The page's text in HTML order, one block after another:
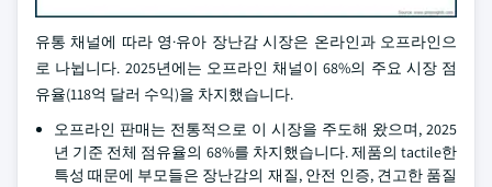
유통 채널에 따라 영·유아 장난감 시장은 온라인과 오프라인으
로 나뉩니다. 2025년에는 오프라인 채널이 68%의 주요 시장 점
유율(118억 달러 수익)을 차지했습니다.
오프라인 판매는 전통적으로 이 시장을 주도해 왔으며, 2025
년 기준 전체 점유율의 68%를 차지했습니다. 제품의 tactile한
특성 때문에 부모들은 장난감의 재질, 안전 인증, 견고한 품질